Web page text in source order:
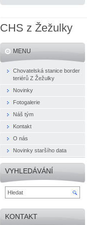
CHS z Žežulky
MENU
Chovatelská stanice border
teriérů Z Žežulky
Novinky
Fotogalerie
Náš tým
Kontakt
O nás
Novinky staršího data
VYHLEDÁVÁNÍ
KONTAKT